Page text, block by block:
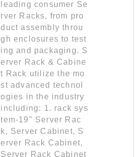
leading consumer Se
rver Racks, from pro
duct assembly throu
gh enclosures to test
ing and packaging. S
erver Rack & Cabine
t Rack utilize the mo
st advanced technol
ogies in the industry
including: 1. rack sys
tem-19" Server Rac
k, Server Cabinet, S
erver Rack Cabinet,
Server Rack Cabinet